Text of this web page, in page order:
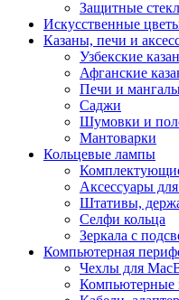
Защитные
Искусственные
Казаны, печи и
Узбекские
Афганские
Печи и
Саджи
Шумовки и
Мантоварки
Кольцевые лампы
Аксессуары
Штативы,
Селфи кольца
Зеркала с
Компьютерная
Чехлы для